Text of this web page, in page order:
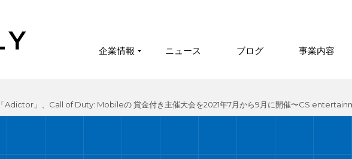
企業情報 ニュース ブログ 事業内容
Adictor」、Call of Duty: Mobileの 賞金付き主催大会を2021年7月から9月に開催〜CS